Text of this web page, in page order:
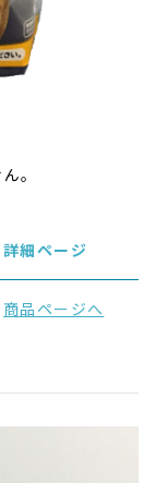
。
詳細ページ
商品ページへ